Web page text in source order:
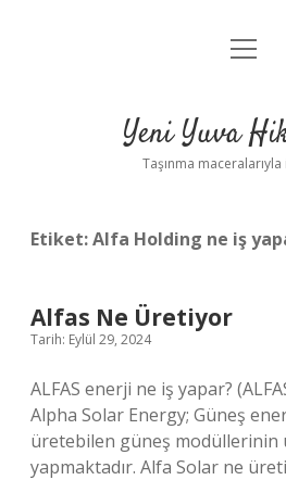
Anasayfa
Yasal Uyarı
menüyü
Yeni Yuva
Taşınma
Etiket:Alfa Holding ne iş
Alfas Ne Üretiyor
Tarih: Eylül 29, 2024
ALFAS enerji ne iş yapar?
Alpha Solar Energy; Güneş
üretebilen güneş modüllerinin
yapmaktadır. Alfa Solar ne